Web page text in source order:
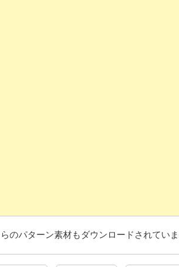
のパターン素材もダウンロードされてい